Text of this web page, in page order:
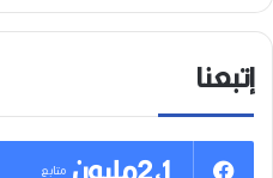
إتبعنا
متابع